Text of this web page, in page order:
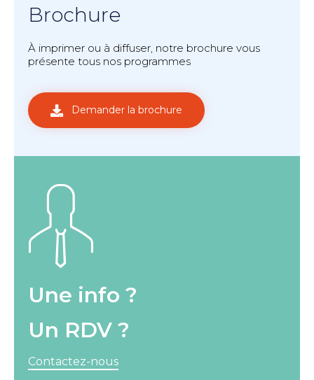
Brochure
À imprimer ou à diffuser, notre brochure vous
présente tous nos programmes
Demander la brochure
Une info ?
Un RDV ?
Contactez-nous